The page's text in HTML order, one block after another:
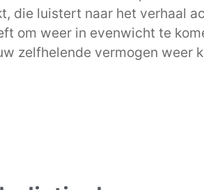
die luistert naar het verhaal
om weer in evenwicht te
zelfhelende vermogen weer